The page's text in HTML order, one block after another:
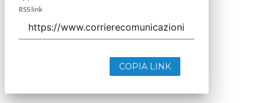
RSS link
COPIA LINK